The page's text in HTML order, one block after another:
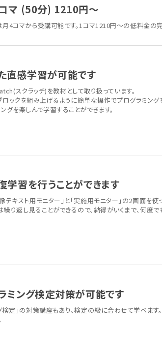
マ (50分) 1210円～
4コマから受講可能です。1コマ1210円～の低料金の
直感学習が可能です
スクラッチ)を教材として取り扱っています。
ックを組み上げるように簡単な操作でプログラミング
グを楽しんで学習することができます。
学習を行うことができます
テキスト用モニター」と「実施用モニター」の2画面を
は繰り返し見ることができるので、納得がいくまで、何度
ミング検定対策が可能です
検定」の対策講座もあり、検定の級に合わせて学べま